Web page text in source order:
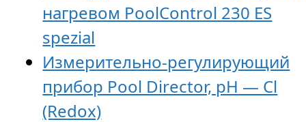
нагревом PoolСontrol 230 ES
spezial
Измерительно-регулирующий
прибор Pool Director, pH — Cl
(Redox)